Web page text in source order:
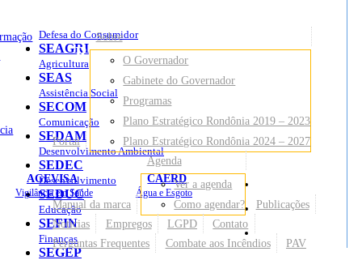
Rondônia
AGEVISA
Vigilância em Saúde
CAERD
Água e Esgoto
Sites
Portal
Sobre
O Governador
Gabinete do Governador
Programas
Plano Estratégico Rondônia 2019 – 2023
Plano Estratégico Rondônia 2024 – 2027
Manual da marca
Agenda
Ver a agenda
Como agendar?
Publicações
Notícias
Empregos LGPD
Contato
Perguntas Frequentes
Combate aos Incêndios PAV
Defesa do Consumidor
SEAGRI
Agricultura
SEAS
Assistência Social
SECOM
Comunicação
SEDAM
Desenvolvimento Ambiental
SEDEC
Desenvolvimento
SEDUC
Educação
SEFIN
Finanças
SEGEP